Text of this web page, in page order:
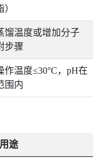
馏温度或增加分子
步骤
作温度≤30°C，pH在
围内
用途